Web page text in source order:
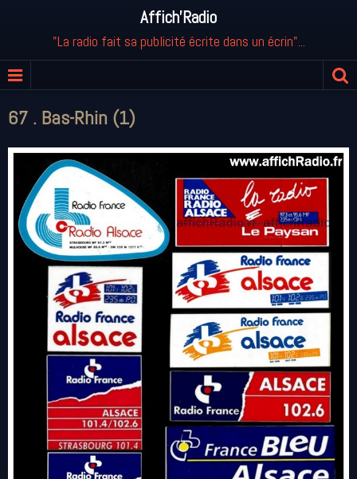
Affich'Radio
"La radio fait sa publicité écrite dans un écrin"...
67 . Bas-Rhin (1)